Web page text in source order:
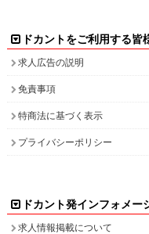
ドカントをご利用する皆
求人広告の説明
免責事項
特商法に基づく表示
プライバシーポリシー
ドカント発インフォメー
求人情報掲載について